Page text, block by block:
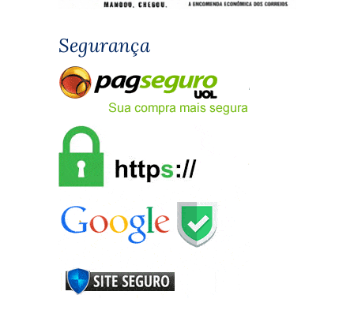
Segurança